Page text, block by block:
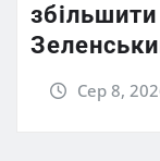
Сер 8,